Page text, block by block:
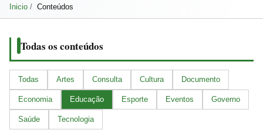
Inicio Conteúdos
Todas os conteúdos
Todas Artes Consulta Cultura Documento
Economia Educação Esporte Eventos Governo
Saúde Tecnologia